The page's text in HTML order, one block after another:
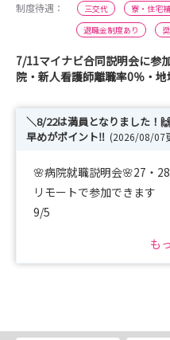
制度待遇：
三交代 寮・住宅
退職金制度あり
7/11マイナビ合同説明会に参
院・新人看護師離職率0％・
＼8/22は満員となりました！
早めがポイント‼️ (2026/08/07
🌸病院就職説明会🌸27・
リモートで参加できます
9/5
当院に足を運んで、雰囲
※8/22は定員に達しました
も